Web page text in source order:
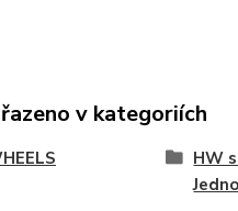
v kategoriích
HW